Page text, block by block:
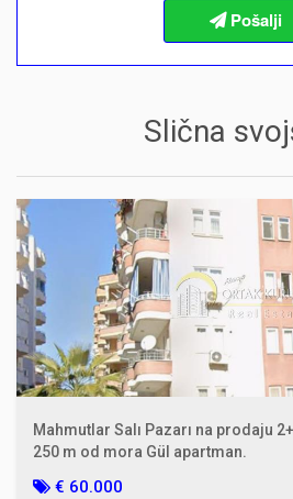
Slična
Mahmutlar Salı Pazarı na prodaju
250 m od mora Gül apartman.
€ 60.000